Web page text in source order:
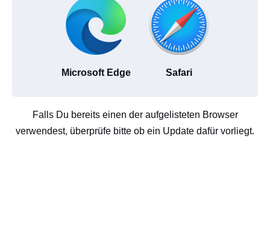
Microsoft Edge Safari
Falls Du bereits einen der aufgelisteten Browser
verwendest, überprüfe bitte ob ein Update dafür vorliegt.